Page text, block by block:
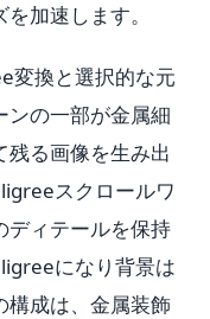
加速します。
変換と選択的な元
ンの一部が金属細
る画像を生み出
スクロールワ
ディテールを保持
になり背景は
構成は、金属装飾